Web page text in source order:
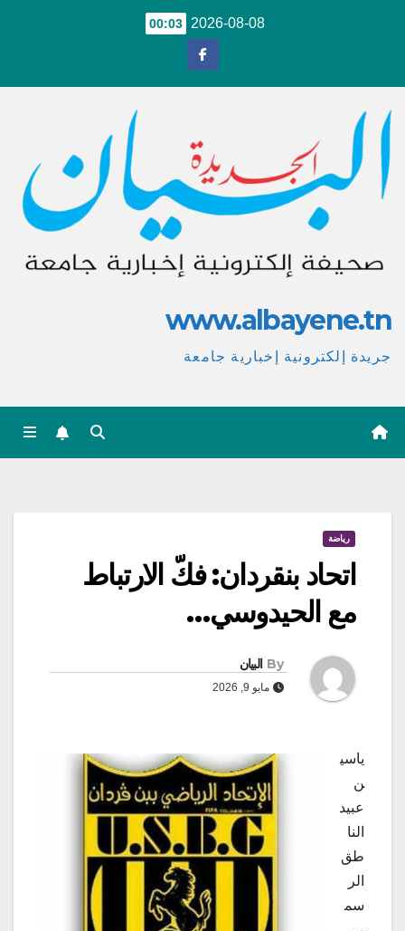
2026-08-08
00:03
www.albayene.tn
جريدة إلكترونية إخبارية جامعة
رياضة
اتحاد بنقردان: فكّ الارتباط
مع الحيدوسي…
By البيان
مايو 9, 2026
ياسي
ن
عبيد
النا
طق
الر
سم